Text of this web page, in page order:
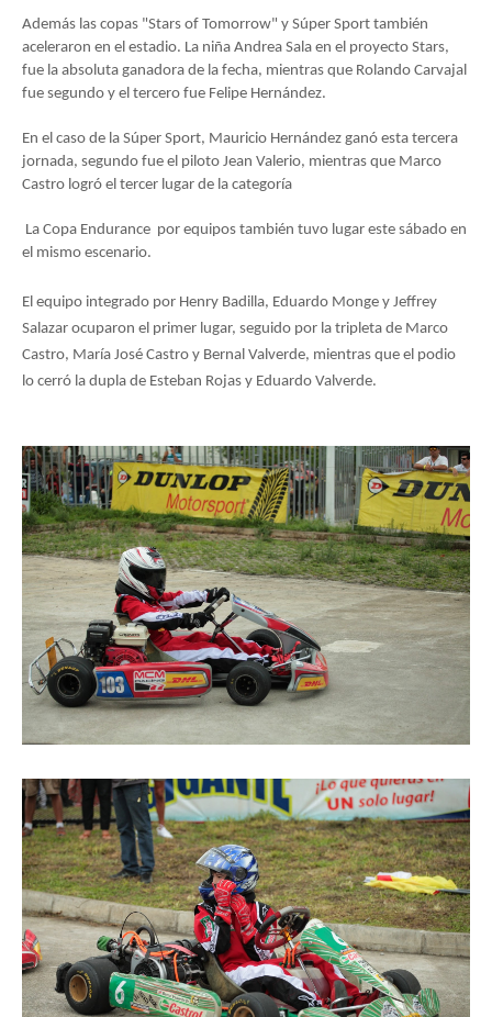
Además las copas "Stars of Tomorrow" y Súper Sport también
aceleraron en el estadio. La niña Andrea Sala en el proyecto Stars,
fue la absoluta ganadora de la fecha, mientras que Rolando Carvajal
fue segundo y el tercero fue Felipe Hernández.
En el caso de la Súper Sport, Mauricio Hernández ganó esta tercera
jornada, segundo fue el piloto Jean Valerio, mientras que Marco
Castro logró el tercer lugar de la categoría
La Copa Endurance por equipos también tuvo lugar este sábado en
el mismo escenario.
El equipo integrado por Henry Badilla, Eduardo Monge y Jeffrey
Salazar ocuparon el primer lugar, seguido por la tripleta de Marco
Castro, María José Castro y Bernal Valverde, mientras que el podio
lo cerró la dupla de Esteban Rojas y Eduardo Valverde.